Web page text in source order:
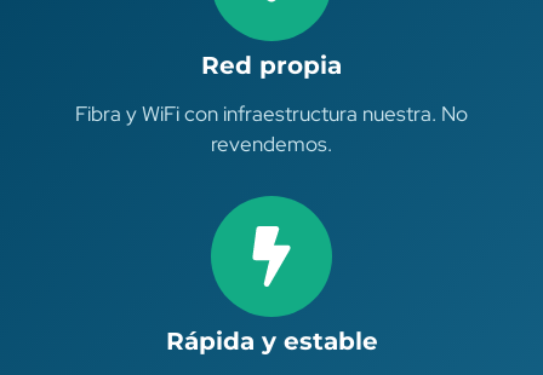
Red propia
Fibra y WiFi con infraestructura nuestra. No
revendemos.
Rápida y estable